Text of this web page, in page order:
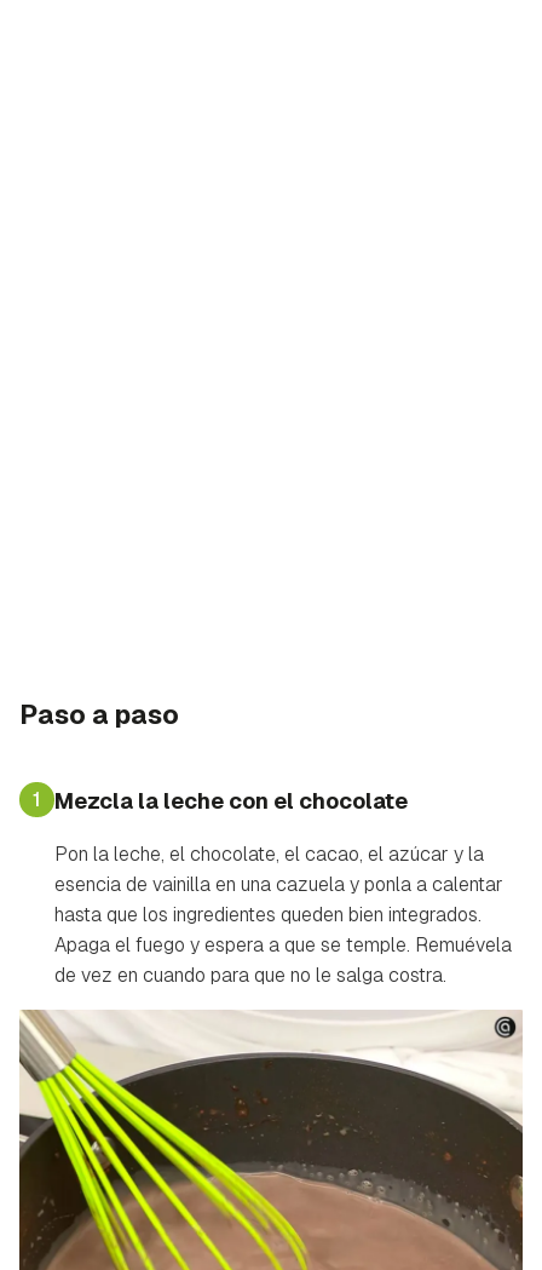
Paso a paso
1 Mezcla la leche con el chocolate
Pon la leche, el chocolate, el cacao, el azúcar y la
esencia de vainilla en una cazuela y ponla a calentar
hasta que los ingredientes queden bien integrados.
Apaga el fuego y espera a que se temple. Remuévela
de vez en cuando para que no le salga costra.